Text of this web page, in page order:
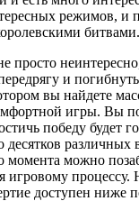
режимов, и
битвами.
просто
и
вы найдете
игры. Вы
победу будет
десятков
момента можно
игровому
доступен ниже